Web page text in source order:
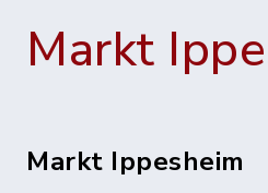
Markt
Markt Ippesheim